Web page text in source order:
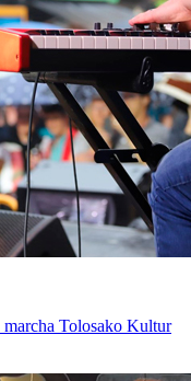
Tolosako Kultur